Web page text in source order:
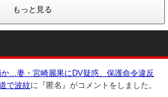
もっと見る
…妻・宮崎麗果にDV疑惑、保護命令違反
で波紋に『匿名』がコメントをしました。